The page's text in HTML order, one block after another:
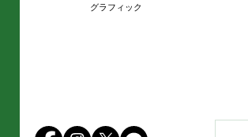
グラフィック